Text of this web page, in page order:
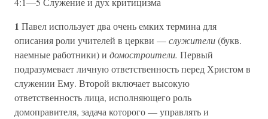
1 Павел использует два очень емких термина для
описания роли учителей в церкви —служители(букв.
наемные работники) и домостроители. Первый
подразумевает личную ответственность перед Христом в
служении Ему. Второй включает высокую
ответственность лица, исполняющего роль
домоправителя, задача которого — управлять и